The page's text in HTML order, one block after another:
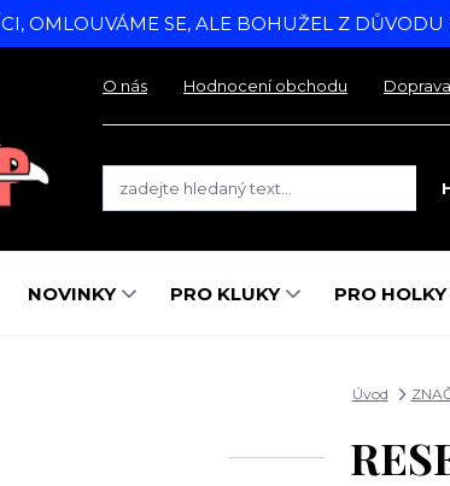
OMLOUVÁME SE, ALE BOHUŽEL Z
O nás Hodnocení obchodu
NOVINKY PRO KLUKY PRO HOLKY
Úvod